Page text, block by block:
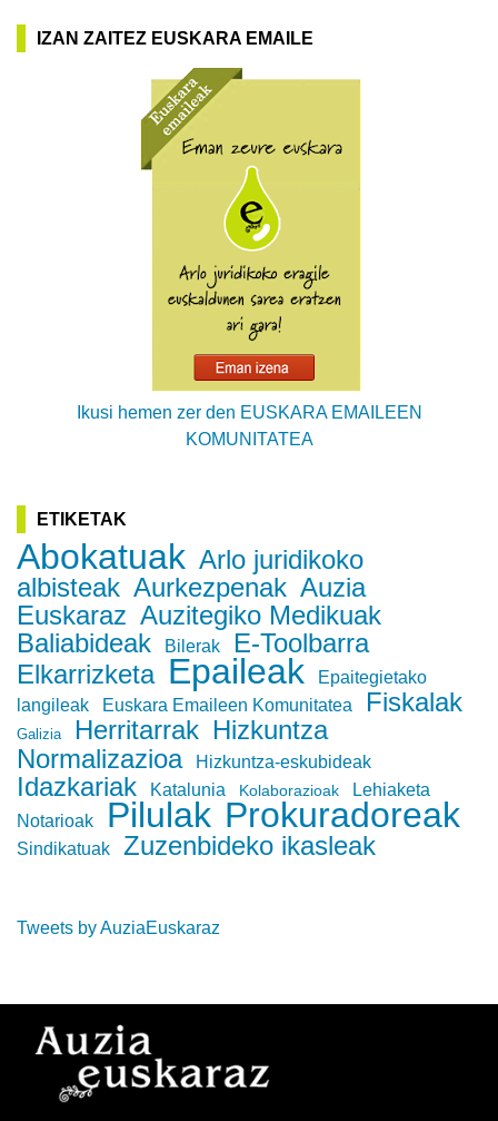
IZAN ZAITEZ EUSKARA EMAILE
Ikusi hemen zer den EUSKARA EMAILEEN
KOMUNITATEA
ETIKETAK
Abokatuak Arlo juridikoko
albisteak Aurkezpenak Auzia
Euskaraz Auzitegiko Medikuak
Baliabideak
Bilerak
E-Toolbarra
Elkarrizketa Epaileak
Epaitegietako
langileak
Euskara Emaileen Komunitatea Fiskalak
Galizia Herritarrak Hizkuntza
Normalizazioa
Hizkuntza-eskubideak
Idazkariak Katalunia Kolaborazioak
Lehiaketa
Notarioak
Pilulak Prokuradoreak
Sindikatuak Zuzenbideko ikasleak
Tweets by AuziaEuskaraz